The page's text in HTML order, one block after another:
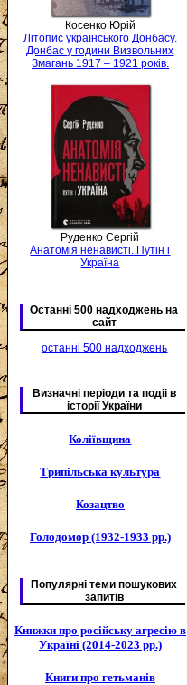
Косенко Юрій
Літопис українського Донбасу.
Донбас у години Визвольних
Змагань 1917 – 1921 років.
Руденко Сергій
Анатомія ненависті. Путін і
Україна
Останні 500 надходжень на
сайт
останні 500 надходжень
Визначні періоди та подіі в
історії України
Коліївщина
Трипільська культура
Козацтво
Голодомор (1932-1933 рр.)
Популярні теми пошукових
запитів
Книжки про російську агресію в
Україні (2014-2023 рр.)
Книги про гетьманів